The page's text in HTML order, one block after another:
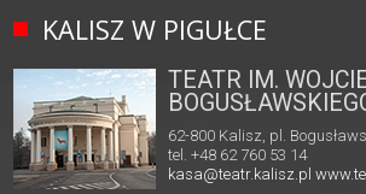
KALISZ W PIGUŁCE
TEATR IM.
62-800 Kalisz, pl.
tel. +48 62 760 53 14
kasa@teatr.kalisz.pl